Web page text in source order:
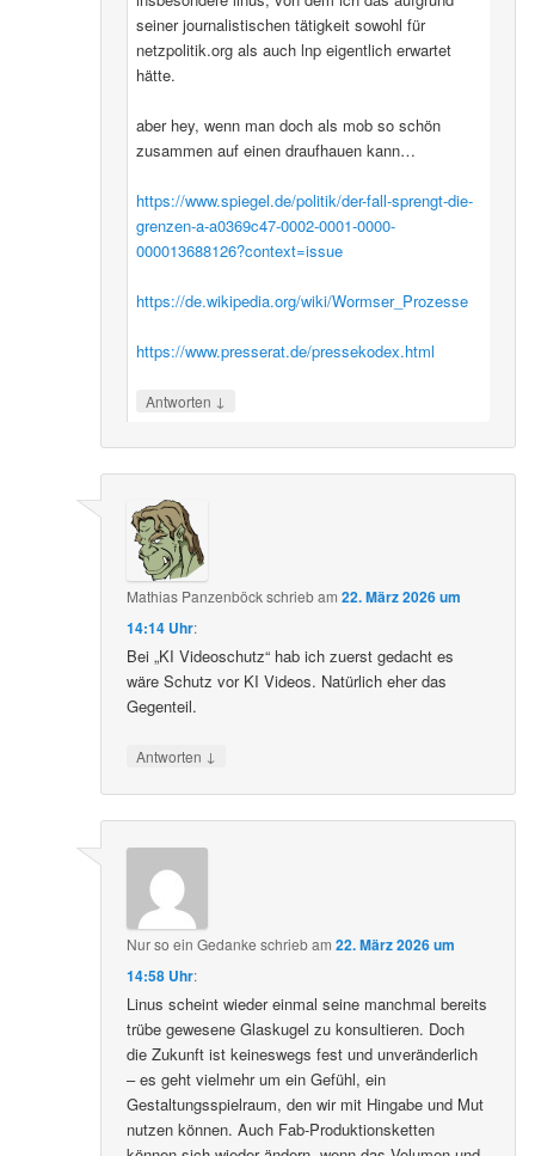
seiner journalistischen tätigkeit sowohl für
netzpolitik.org als auch lnp eigentlich erwartet
hätte.
aber hey, wenn man doch als mob so schön
zusammen auf einen draufhauen kann…
https://www.spiegel.de/politik/der-fall-sprengt-die-
grenzen-a-a0369c47-0002-0001-0000-
000013688126?context=issue
https://de.wikipedia.org/wiki/Wormser_Prozesse
https://www.presserat.de/pressekodex.html
Antworten ↓
Mathias Panzenböckschriebam22. März 2026 um
14:14 Uhr:
Bei „KI Videoschutz“ hab ich zuerst gedacht es
wäre Schutz vor KI Videos. Natürlich eher das
Gegenteil.
Antworten ↓
Nur so ein Gedanke schriebam22. März 2026 um
14:58 Uhr:
Linus scheint wieder einmal seine manchmal bereits
trübe gewesene Glaskugel zu konsultieren. Doch
die Zukunft ist keineswegs fest und unveränderlich
– es geht vielmehr um ein Gefühl, ein
Gestaltungsspielraum, den wir mit Hingabe und Mut
nutzen können. Auch Fab-Produktionsketten